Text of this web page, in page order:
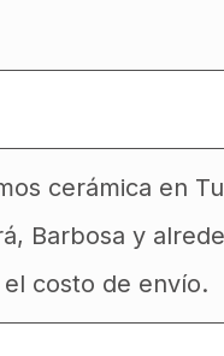
cerámica en
Barbosa y
costo de envío.